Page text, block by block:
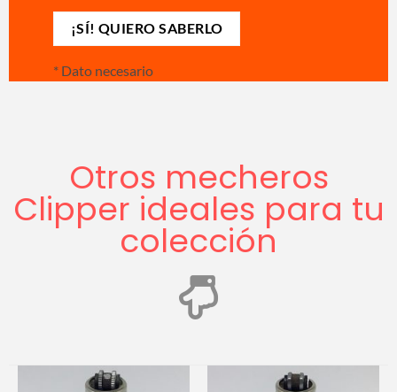
* Dato necesario
Otros mecheros
Clipper ideales para tu
colección